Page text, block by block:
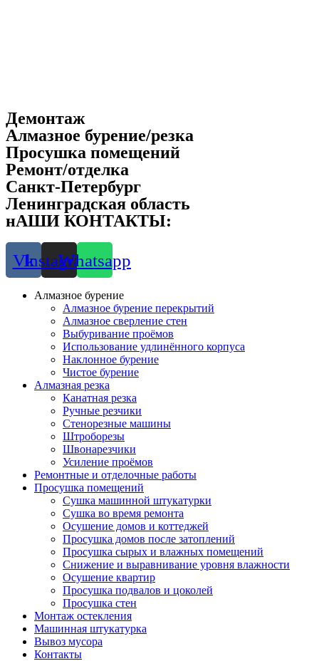
Демонтаж
Алмазное бурение/резка
Просушка помещений
Ремонт/отделка
Санкт-Петербург
Ленинградская область
нАШИ КОНТАКТЫ:
VkInstagramWhatsapp
Алмазное бурение
Алмазное бурение перекрытий
Алмазное сверление стен
Выбуривание проёмов
Использование удлинённого корпуса
Наклонное бурение
Чистое бурение
Алмазная резка
Канатная резка
Ручные резчики
Стенорезные машины
Штроборезы
Швонарезчики
Усиление проёмов
Ремонтные и отделочные работы
Просушка помещений
Сушка машинной штукатурки
Сушка во время ремонта
Осушение домов и коттеджей
Просушка домов после затоплений
Просушка сырых и влажных помещений
Снижение и выравнивание уровня влажности
Осушение квартир
Просушка подвалов и цоколей
Просушка стен
Монтаж остекления
Машинная штукатурка
Вывоз мусора
Контакты